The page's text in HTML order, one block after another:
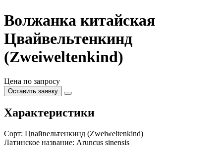
Волжанка китайская
Цвайвельтенкинд
(Zweiweltenkind)
Цена по запросу
Оставить заявку
Характеристики
Сорт: Цвайвельтенкинд (Zweiweltenkind)
Латинское название: Aruncus sinensis